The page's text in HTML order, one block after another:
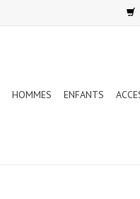
HOMMES ENFANTS